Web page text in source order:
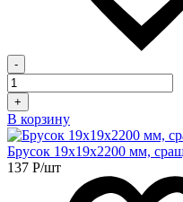
-
+
В корзину
Брусок 19х19х2200 мм,
137 Р/шт